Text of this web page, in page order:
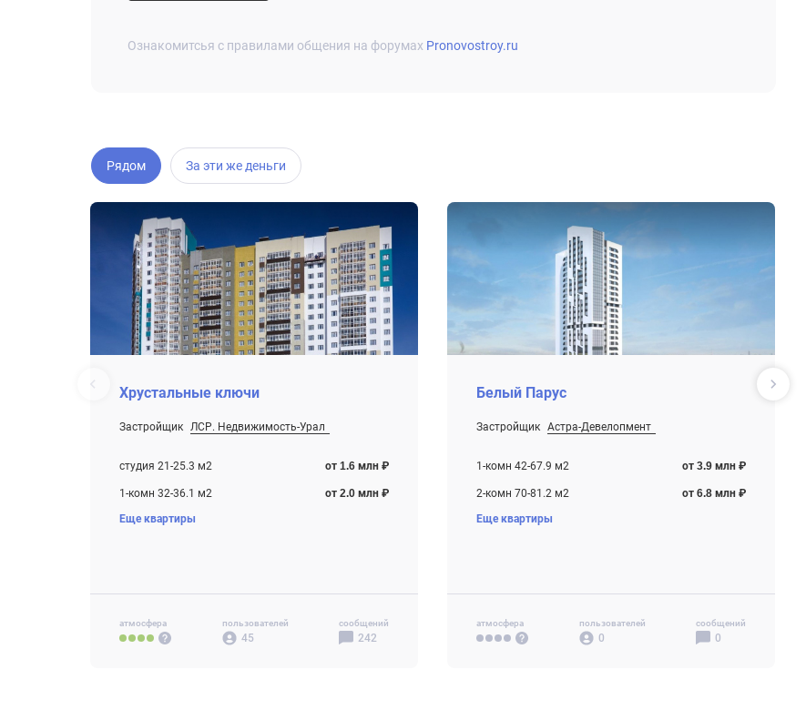
Ознакомитсья с правилами общения на форумах Pronovostroy.ru
Рядом За эти же деньги
Хрустальные ключи
Застройщик ЛСР. Недвижимость-Урал
студия 21-25.3 м2
от 1.6 млн ₽
1-комн 32-36.1 м2 от 2.0 млн ₽
2-комн 52-54.7 м2
Еще квартиры
атмосфера пользователей
45
сообщений
242
Белый Парус
Застройщик Астра-Девелопмент
1-комн 42-67.9 м2
от 3.9 млн ₽
2-комн 70-81.2 м2 от 6.8 млн ₽
3-комн 94-99.7 м2
Еще квартиры
атмосфера пользователей
0
сообщений
0